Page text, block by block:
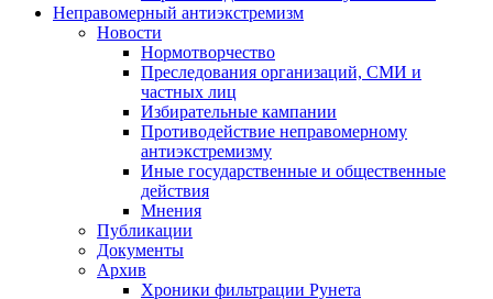
Неправомерный антиэкстремизм
Новости
Нормотворчество
Преследования организаций, СМИ и
частных лиц
Избирательные кампании
Противодействие неправомерному
антиэкстремизму
Иные государственные и общественные
действия
Мнения
Публикации
Документы
Архив
Хроники фильтрации Рунета